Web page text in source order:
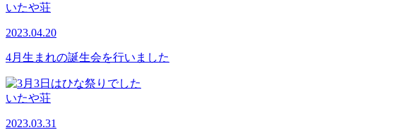
いたや荘
2023.04.20
4月生まれの誕生会を行いました
いたや荘
2023.03.31